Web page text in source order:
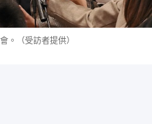
。（受訪者提供）